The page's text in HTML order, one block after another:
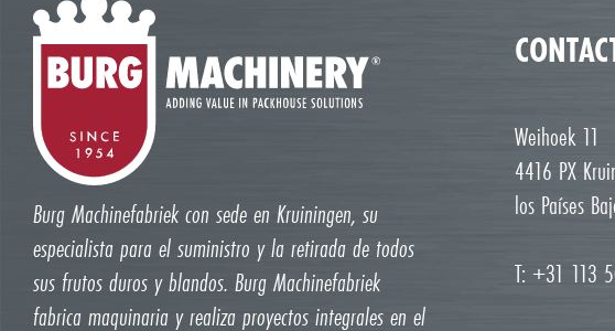
Burg Machinefabriek con sede en Kruiningen, su
especialista para el suministro y la retirada de todos
sus frutos duros y blandos. Burg Machinefabriek
fabrica maquinaria y realiza proyectos integrales en el
Weihoek 11
4416 PX
los Países
T: +31 113